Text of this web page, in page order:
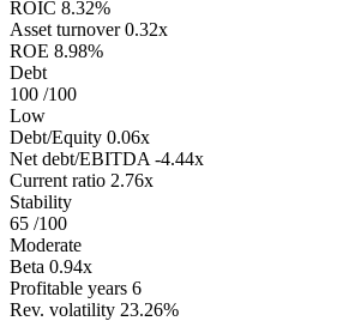
ROIC 8.32%
Asset turnover 0.32x
ROE 8.98%
Debt
100 /100
Low
Debt/Equity 0.06x
Net debt/EBITDA -4.44x
Current ratio 2.76x
Stability
65 /100
Moderate
Beta 0.94x
Profitable years 6
Rev. volatility 23.26%